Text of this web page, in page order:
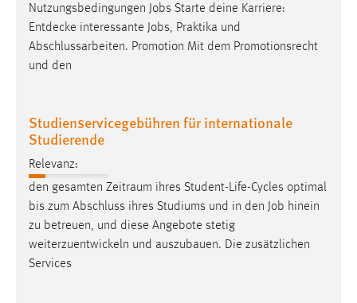
Nutzungsbedingungen Jobs Starte deine Karriere:
Entdecke interessante Jobs, Praktika und
Abschlussarbeiten. Promotion Mit dem Promotionsrecht
und den
Studienservicegebühren für internationale
Studierende
Relevanz:
den gesamten Zeitraum ihres Student-Life-Cycles optimal
bis zum Abschluss ihres Studiums und in den Job hinein
zu betreuen, und diese Angebote stetig
weiterzuentwickeln und auszubauen. Die zusätzlichen
Services
Cookie Laufzeit:
24 Stunden
Statistik Cookies erfassen Informationen anonym.
Diese Informationen helfen uns zu verstehen, wie
unsere Besucher unsere Website nutzen.
Matomo
Name: